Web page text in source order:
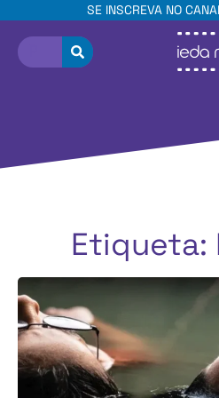
SE INSCREVA NO
Etiqueta: